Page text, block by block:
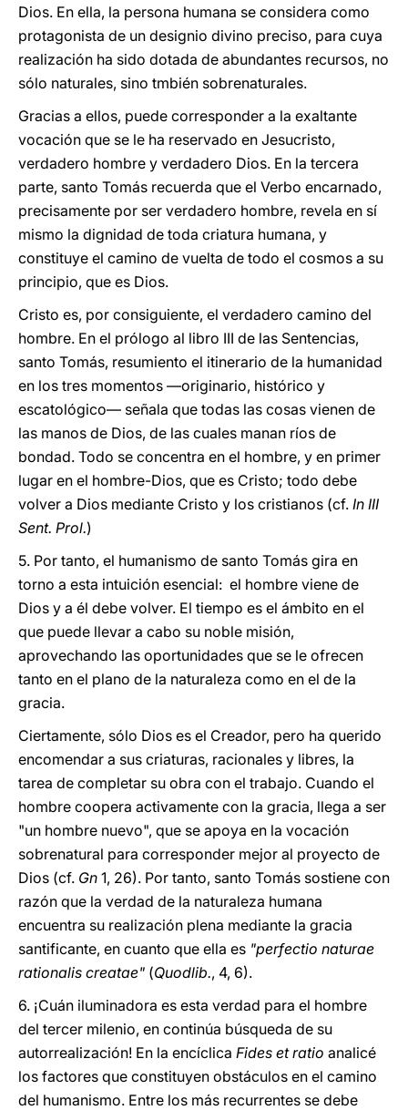
Dios. En ella, la persona humana se considera como
protagonista de un designio divino preciso, para cuya
realización ha sido dotada de abundantes recursos, no
sólo naturales, sino tmbién sobrenaturales.
Gracias a ellos, puede corresponder a la exaltante
vocación que se le ha reservado en Jesucristo,
verdadero hombre y verdadero Dios. En la tercera
parte, santo Tomás recuerda que el Verbo encarnado,
precisamente por ser verdadero hombre, revela en sí
mismo la dignidad de toda criatura humana, y
constituye el camino de vuelta de todo el cosmos a su
principio, que es Dios.
Cristo es, por consiguiente, el verdadero camino del
hombre. En el prólogo al libro III de las Sentencias,
santo Tomás, resumiento el itinerario de la humanidad
en los tres momentos —originario, histórico y
escatológico— señala que todas las cosas vienen de
las manos de Dios, de las cuales manan ríos de
bondad. Todo se concentra en el hombre, y en primer
lugar en el hombre-Dios, que es Cristo; todo debe
volver a Dios mediante Cristo y los cristianos (cf. In III
Sent. Prol.)
5. Por tanto, el humanismo de santo Tomás gira en
torno a esta intuición esencial: el hombre viene de
Dios y a él debe volver. El tiempo es el ámbito en el
que puede llevar a cabo su noble misión,
aprovechando las oportunidades que se le ofrecen
tanto en el plano de la naturaleza como en el de la
gracia.
Ciertamente, sólo Dios es el Creador, pero ha querido
encomendar a sus criaturas, racionales y libres, la
tarea de completar su obra con el trabajo. Cuando el
hombre coopera activamente con la gracia, llega a ser
"un hombre nuevo", que se apoya en la vocación
sobrenatural para corresponder mejor al proyecto de
Dios (cf. Gn 1, 26). Por tanto, santo Tomás sostiene con
razón que la verdad de la naturaleza humana
encuentra su realización plena mediante la gracia
santificante, en cuanto que ella es "perfectio naturae
rationalis creatae" (Quodlib., 4, 6).
6. ¡Cuán iluminadora es esta verdad para el hombre
del tercer milenio, en continúa búsqueda de su
autorrealización! En la encíclica Fides et ratio analicé
los factores que constituyen obstáculos en el camino
del humanismo. Entre los más recurrentes se debe